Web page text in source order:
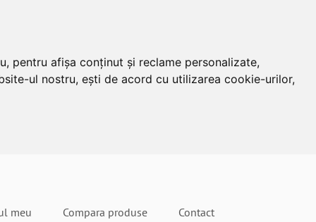
pentru afișa conținut și reclame personalizate,
ul nostru, ești de acord cu utilizarea cookie-urilor,
meu Compara produse Contact